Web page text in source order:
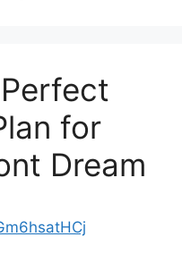
for
Dream